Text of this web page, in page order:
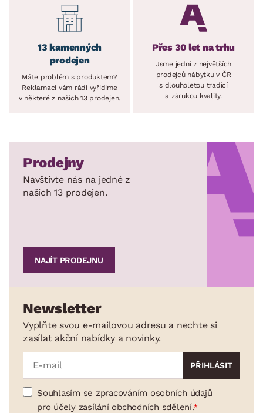
13 kamenných
prodejen
Máte problém s produktem?
Reklamaci vám rádi vyřídíme
v některé z našich 13 prodejen.
Přes 30 let na trhu
Jsme jedni z největších
prodejců nábytku v ČR
s dlouholetou tradicí
a zárukou kvality.
Prodejny
Navštivte nás na jedné z
naších 13 prodejen.
NAJÍT PRODEJNU
Newsletter
Vyplňte svou e-mailovou adresu a nechte si
zasílat akční nabídky a novinky.
Souhlasím se zpracováním osobních údajů
pro účely zasílání obchodních sdělení.